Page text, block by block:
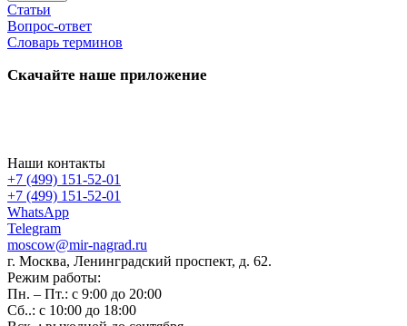
Статьи
Вопрос-ответ
Словарь терминов
Скачайте наше приложение
Наши контакты
+7 (499) 151-52-01
+7 (499) 151-52-01
WhatsApp
Telegram
moscow@mir-nagrad.ru
г. Москва, Ленинградский проспект, д. 62.
Режим работы:
Пн. – Пт.: с 9:00 до 20:00
Сб..: с 10:00 до 18:00